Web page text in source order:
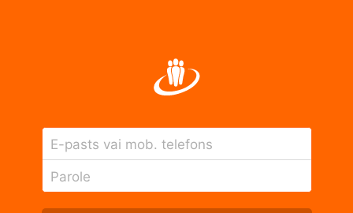
E-pasts vai mob. telefons
Parole